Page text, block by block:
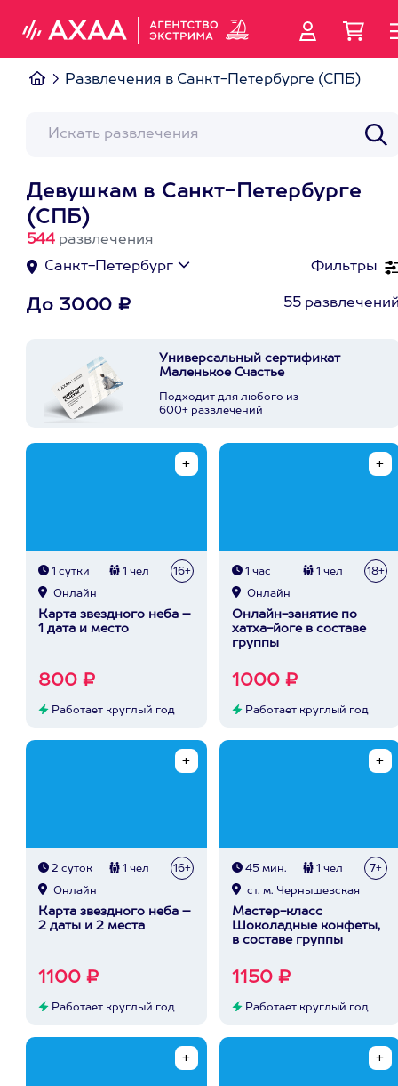
Развлечения в Санкт-Петербурге (СПБ)
Девушкам в Санкт-Петербурге
(СПБ)
544 развлечения
Фильтры
Санкт-Петербург
До 3000 ₽ 55
Универсальный сертификат
Маленькое Счастье
Подходит для любого из
600+ развлечений
1 сутки 1 чел 16+
Онлайн
Карта звездного неба –
1 дата и место
800 ₽
Работает круглый год
1 час 1 чел 18+
Онлайн
Онлайн-занятие по
хатха-йоге в составе
группы
1000 ₽
Работает круглый год
2 суток 1 чел 16+
Онлайн
Карта звездного неба –
2 даты и 2 места
1100 ₽
Работает круглый год
45 мин. 1 чел 7+
ст. м. Чернышевская
Мастер-класс
Шоколадные конфеты,
в составе группы
1150 ₽
Работает круглый год